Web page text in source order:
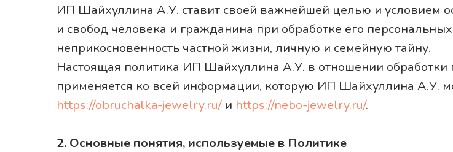
ИП Шайхуллина А.У. ставит своей важнейшей целью и условием
и свобод человека и гражданина при обработке его
неприкосновенность частной жизни, личную и семейную тайну.
Настоящая политика ИП Шайхуллина А.У. в отношении
применяется ко всей информации, которую ИП Шайхуллина А.У.
https://obruchalka-jewelry.ru/ и https://nebo-jewelry.ru/.
2. Основные понятия, используемые в Политике